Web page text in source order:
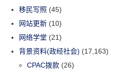
移民写照 (45)
网站更新 (10)
网络学堂 (21)
背景资料(政经社会) (17,163)
CPAC拨款 (26)